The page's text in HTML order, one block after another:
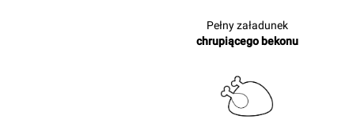
Pełny załadunek
chrupiącego bekonu